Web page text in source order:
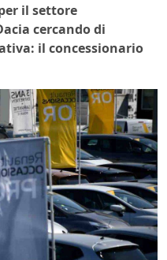
il settore
cercando di
il concessionario